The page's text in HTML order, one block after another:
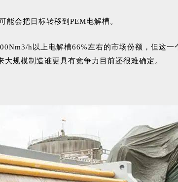
会把目标转移到PEM电解槽。
h以上电解槽66%左右的市场份额，但这
规模制造谁更具有竞争力目前还很难确定。